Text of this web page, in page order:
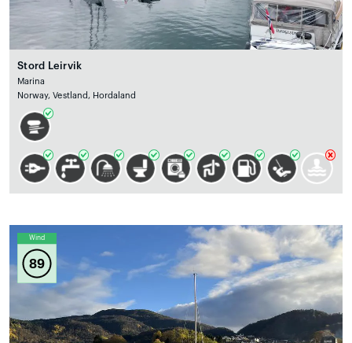
Stord Leirvik
Marina
Norway, Vestland, Hordaland
Wind
89